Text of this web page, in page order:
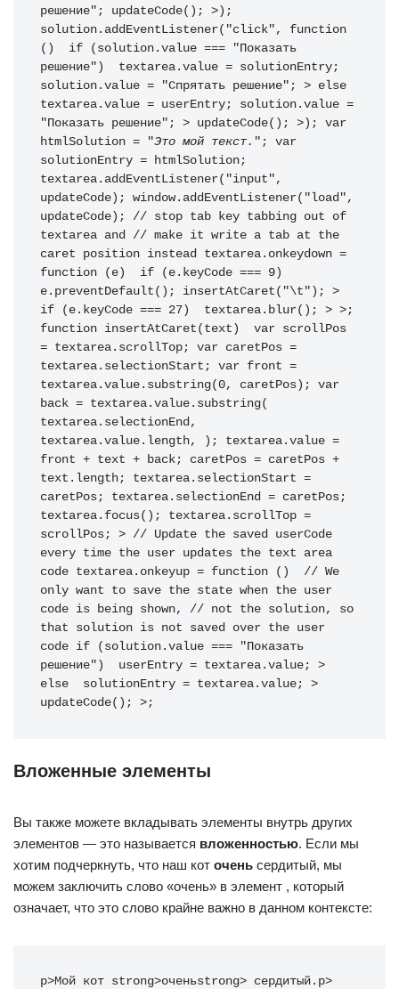
решение" ; updateCode( ) ; > ) ;
solution . addEventListener( "click" ,
function
( ) if ( solution . value ===
"Показать
решение" ) textarea . value = solutionEntry ;
solution . value = "Спрятать решение" ; > else
textarea . value = userEntry ; solution . value =
"Показать решение" ; > updateCode( ) ; > ) ;
var
htmlSolution = "Это мой текст. " ;
var
solutionEntry = htmlSolution ;
textarea . addEventListener( "input" ,
updateCode ) ; window. addEventListener( "load" ,
updateCode ) ;
// stop tab key tabbing out of
textarea and
// make it write a tab at the
caret position instead
textarea . onkeydown =
function
( e ) if ( e . keyCode === 9 )
e . preventDefault ( ) ; insertAtCaret ( "\t" ) ;
>
if
( e . keyCode === 27 ) textarea . blur( ) ; > > ;
function insertAtCaret ( text ) var
= textarea . scrollTop ; var caretPos =
textarea . selectionStart ; var front =
textarea . value . substring( 0, caretPos ) ;
var
back = textarea . value . substring(
textarea . selectionEnd ,
textarea . value . length, ) ; textarea . value =
front + text + back ; caretPos = caretPos +
text . length ; textarea . selectionStart =
caretPos ; textarea . selectionEnd = caretPos ;
textarea . focus( ) ; textarea . scrollTop =
scrollPos ; > // Update the saved userCode
every time the user updates the text area
code textarea . onkeyup = function ( )
// We
only want to save the state when the user
code is being shown,
// not the solution, so
that solution is not saved over the user
code if ( solution . value ===
"Показать
решение" ) userEntry = textarea . value ;
>
else
solutionEntry = textarea . value ;
>
updateCode( ) ; > ;
Вложенные элементы
Вы также можете вкладывать элементы внутрь других
элементов — это называется вложенностью. Если мы
хотим подчеркнуть, что наш кот очень сердитый, мы
можем заключить слово «очень» в элемент , который
означает, что это слово крайне важно в данном контексте:
p>Мой кот strong>оченьstrong> сердитый. p>